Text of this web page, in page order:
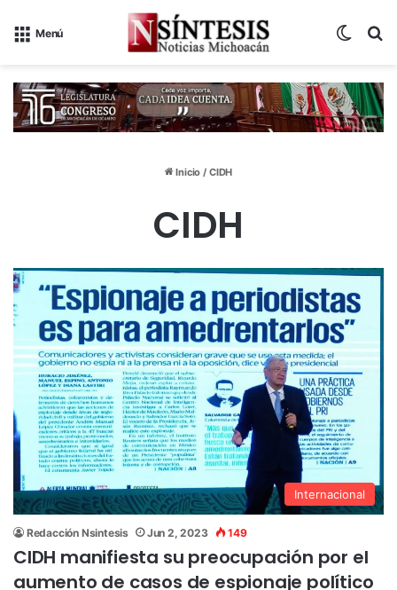
Menú
Inicio / CIDH
CIDH
Internacional
Redacción Nsintesis Jun 2, 2023 149
CIDH manifiesta su preocupación por el
aumento de casos de espionaje político